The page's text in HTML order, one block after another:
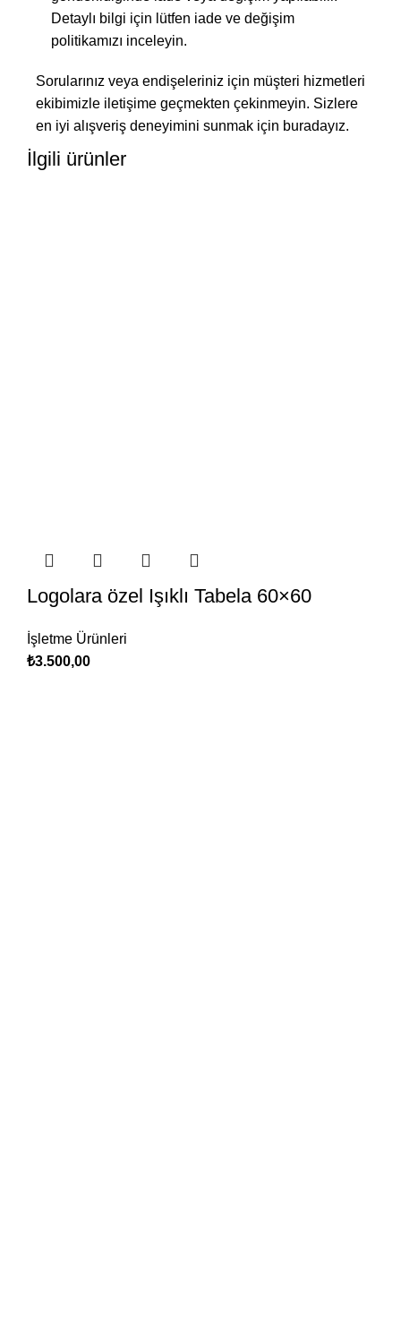
Detaylı bilgi için lütfen iade ve değişim
politikamızı inceleyin.
Sorularınız veya endişeleriniz için müşteri hizmetleri
ekibimizle iletişime geçmekten çekinmeyin. Sizlere
en iyi alışveriş deneyimini sunmak için buradayız.
İlgili ürünler
Logolara özel Işıklı Tabela 60×60
İşletme Ürünleri
₺3.500,00